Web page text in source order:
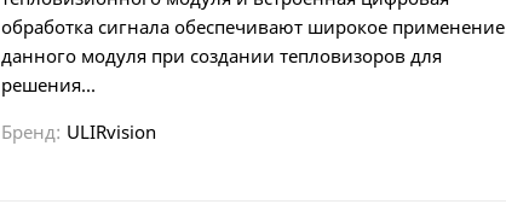
обработка сигнала обеспечивают широкое применение
данного модуля при создании тепловизоров для
решения...
Бренд: ULIRvision